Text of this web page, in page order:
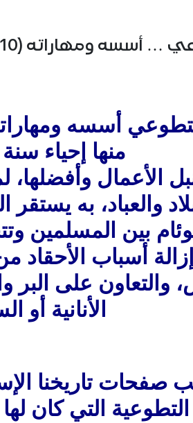
أسسه
منها إحياء
الأعمال وأفضلها،
والعباد، به
بين المسلمين
أسباب الأحقاد
والتعاون على البر
الأنانية أو
صفحات تاريخنا
التطوعية التي كان